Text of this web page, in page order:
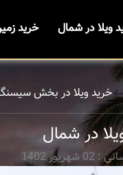
ویلا در شمال خرید
خرید ویلا در بخش
در شمال
1402